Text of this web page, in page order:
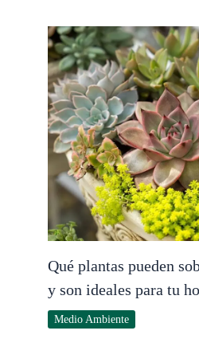
Qué plantas pueden
y son ideales para tu
Medio Ambiente